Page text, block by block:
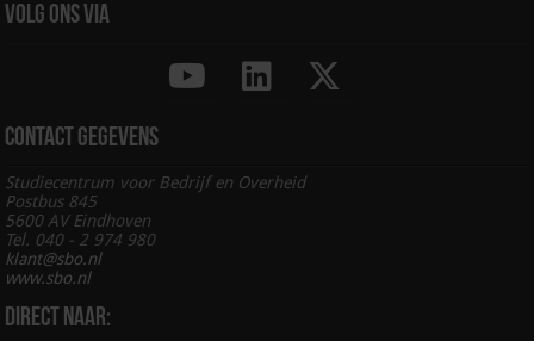
Volg ons via
Contact gegevens
Studiecentrum voor Bedrijf en Overheid
Postbus 845
5600 AV Eindhoven
Tel. 040 - 2 974 980
klant@sbo.nl
www.sbo.nl
Direct naar: